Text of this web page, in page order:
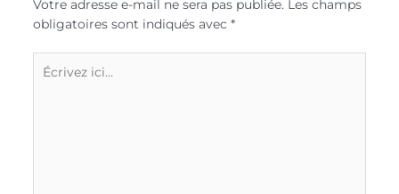
Votre adresse e-mail ne sera pas publiée. Les champs
obligatoires sont indiqués avec *
ici…